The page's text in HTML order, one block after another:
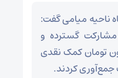
ناحیه میامی گفت:
گسترده و
بیش از ۴۰۷ میلیون تومان کمک نقدی
کردند.